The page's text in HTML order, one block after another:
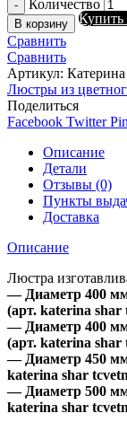
Количество
В корзину
Купить
Сравнить
Сравнить
Артикул:
Люстры из
Поделиться
Facebook Twitter
Описание
Детали
Отзывы (0)
Пункты
Доставка
Описание
Люстра
— Диаметр 400
(арт. katerina shar
— Диаметр 400
(арт. katerina shar
— Диаметр 450
katerina shar
— Диаметр 500
katerina shar